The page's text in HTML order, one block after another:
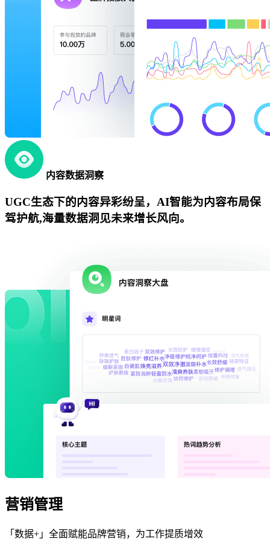
内容数据洞察
UGC生态下的内容异彩纷呈，AI智能为内容布局保
驾护航,海量数据洞见未来增长风向。
营销管理
「数据+」全面赋能品牌营销，为工作提质增效